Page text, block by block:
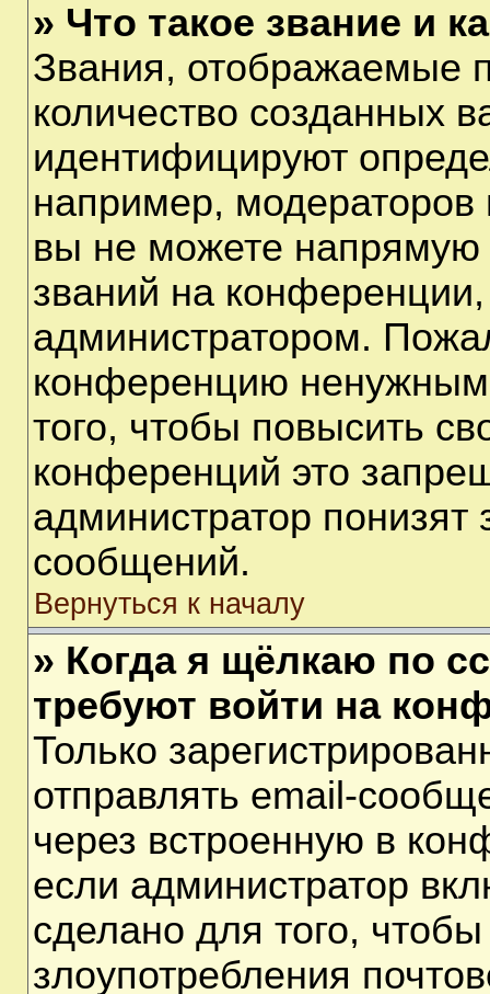
» Что такое звание и
Звания, отображаемые
количество созданных
идентифицируют
например,
вы не можете напрямую
званий на
администратором.
конференцию
того, чтобы повысить
конференций это
администратор понизят
сообщений.
Вернуться к началу
» Когда я щёлкаю по
требуют войти на
Только
отправлять email-
через встроенную в
если администратор
сделано для того,
злоупотребления